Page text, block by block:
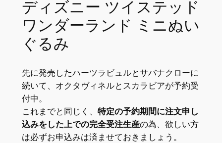
ディズニー ツイステッド
ワンダーランド ミニぬい
ぐるみ
先に発売したハーツラビュルとサバナクローに
続いて、オクタヴィネルとスカラビアが予約受
付中。
これまでと同じく、 特定の予約期間に注文申し
込みをした上での完全受注生産の為、欲しい方
は必ずお申込みは済ませておきましょう。